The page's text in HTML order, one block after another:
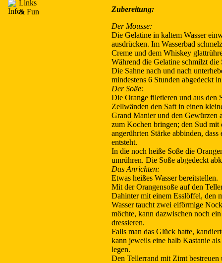
Zubereitung:
Der Mousse:
Die Gelatine in kaltem Wasser
ausdrücken. Im Wasserbad
Creme und dem Whiskey
Während die Gelatine schmilzt die
Die Sahne nach und nach
mindestens 6 Stunden abgedeckt
Der Soße:
Die Orange filetieren und aus den
Zellwänden den Saft in einen
Grand Manier und den Gewürzen
zum Kochen bringen; den Sud mit
angerührten Stärke abbinden,
entsteht.
In die noch heiße Soße die
umrühren. Die Soße abgedeckt
Das Anrichten:
Etwas heißes Wasser bereitstellen.
Mit der Orangensoße auf den
Dahinter mit einem Esslöffel, den
Wasser taucht zwei eiförmige
möchte, kann dazwischen noch
dressieren.
Falls man das Glück hatte,
kann jeweils eine halb Kastanie
legen.
Den Tellerrand mit Zimt bestreuen